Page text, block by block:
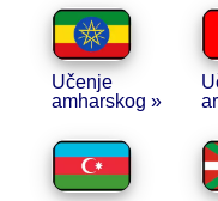
Učenje
amharskog »